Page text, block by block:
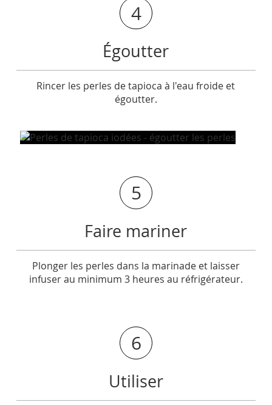
4
Égoutter
Rincer les perles de tapioca à l'eau froide et
égoutter.
5
Faire mariner
Plonger les perles dans la marinade et laisser
infuser au minimum 3 heures au réfrigérateur.
6
Utiliser